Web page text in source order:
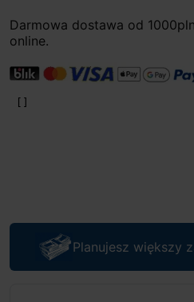
Darmowa dostawa od
online.
Planujesz większy